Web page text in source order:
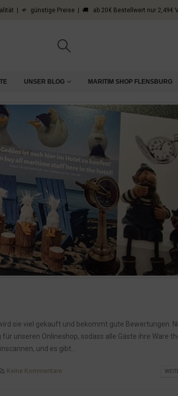
| 🫵 günstige Preise | 🚚 ab 20€ Bestellwert nur 2,49€
UNSER BLOG MARITIM SHOP FLENSBURG
sie viel gekauft und bekommt gute Bewertungen.
unseren Onlineshop, sodass alle Gäste ihre Ware
und es gibt...
Keine Kommentare